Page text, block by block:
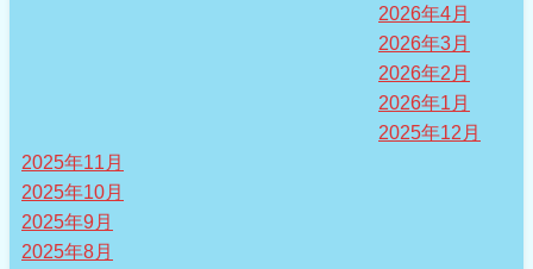
2026年4月
2026年3月
2026年2月
2026年1月
2025年12月
2025年11月
2025年10月
2025年9月
2025年8月